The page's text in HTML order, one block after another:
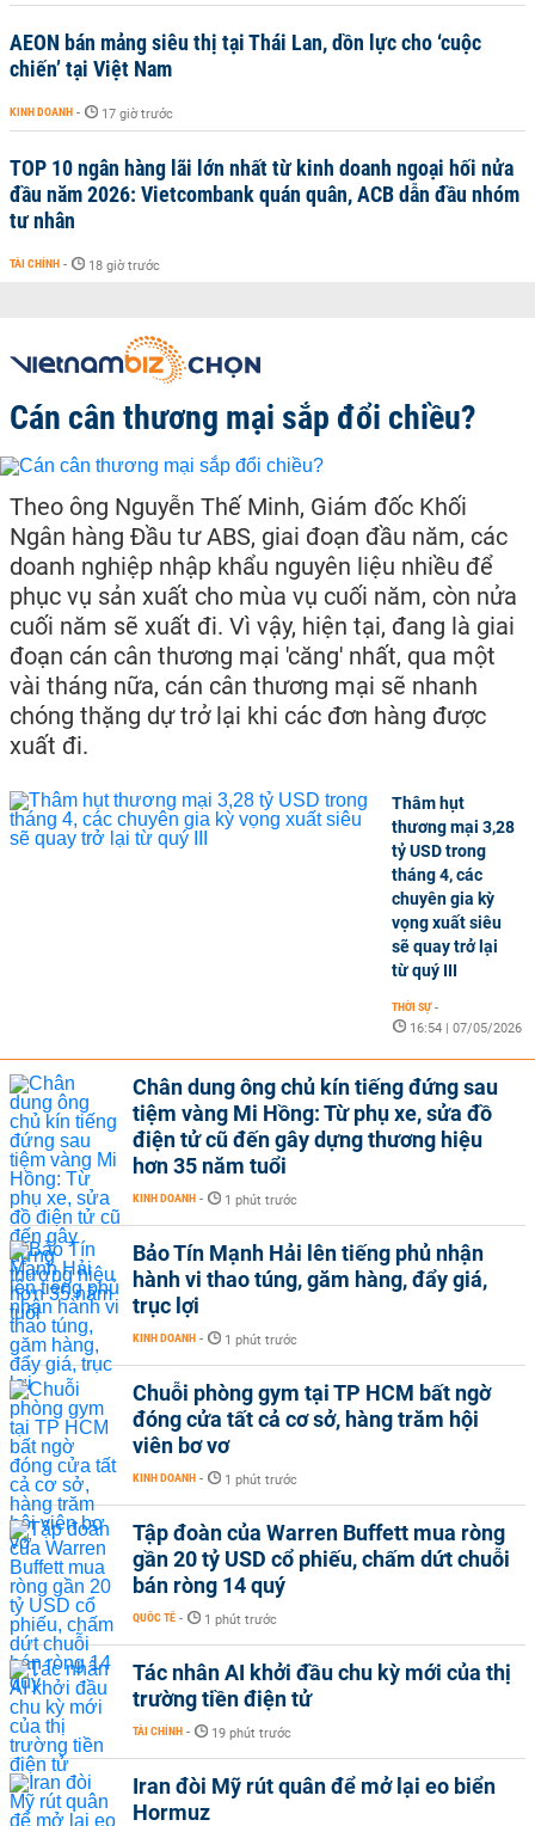
AEON bán mảng siêu thị tại Thái Lan, dồn lực cho ‘cuộc
chiến’ tại Việt Nam
KINH DOANH - 17 giờ trước
TOP 10 ngân hàng lãi lớn nhất từ kinh doanh ngoại hối nửa
đầu năm 2026: Vietcombank quán quân, ACB dẫn đầu nhóm
tư nhân
TÀI CHÍNH - 18 giờ trước
Cán cân thương mại sắp đổi chiều?
Theo ông Nguyễn Thế Minh, Giám đốc Khối
Ngân hàng Đầu tư ABS, giai đoạn đầu năm, các
doanh nghiệp nhập khẩu nguyên liệu nhiều để
phục vụ sản xuất cho mùa vụ cuối năm, còn nửa
cuối năm sẽ xuất đi. Vì vậy, hiện tại, đang là giai
đoạn cán cân thương mại 'căng' nhất, qua một
vài tháng nữa, cán cân thương mại sẽ nhanh
chóng thặng dự trở lại khi các đơn hàng được
xuất đi.
Thâm hụt
thương mại 3,28
tỷ USD trong
tháng 4, các
chuyên gia kỳ
vọng xuất siêu
sẽ quay trở lại
từ quý III
THỜI SỰ -
16:54 | 07/05/2026
Chân dung ông chủ kín tiếng đứng sau
tiệm vàng Mi Hồng: Từ phụ xe, sửa đồ
điện tử cũ đến gây dựng thương hiệu
hơn 35 năm tuổi
KINH DOANH - 1 phút trước
Bảo Tín Mạnh Hải lên tiếng phủ nhận
hành vi thao túng, găm hàng, đẩy giá,
trục lợi
KINH DOANH - 1 phút trước
Chuỗi phòng gym tại TP HCM bất ngờ
đóng cửa tất cả cơ sở, hàng trăm hội
viên bơ vơ
KINH DOANH - 1 phút trước
Tập đoàn của Warren Buffett mua ròng
gần 20 tỷ USD cổ phiếu, chấm dứt chuỗi
bán ròng 14 quý
QUỐC TẾ - 1 phút trước
Tác nhân AI khởi đầu chu kỳ mới của thị
trường tiền điện tử
TÀI CHÍNH - 19 phút trước
Iran đòi Mỹ rút quân để mở lại eo biển
Hormuz